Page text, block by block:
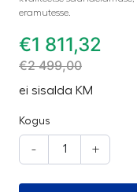
eramutesse.
€1 811,32
€2 499,00
ei sisalda KM
Kogus
- +